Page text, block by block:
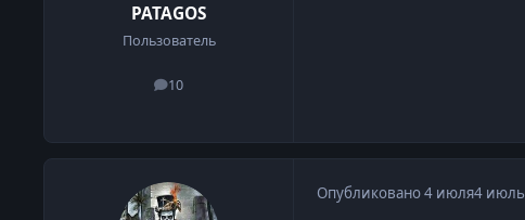
PATAGOS
Пользователь
10
сообщения
Опубликовано4 июля4 июль